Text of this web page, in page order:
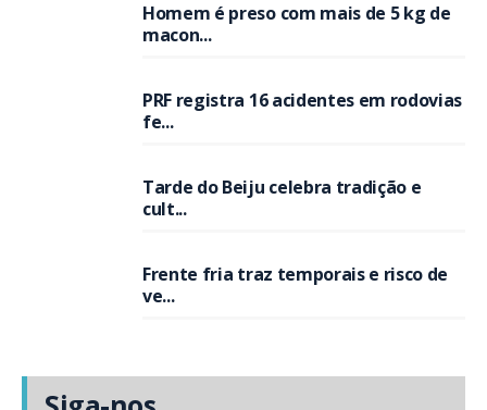
Homem é preso com mais de 5 kg de
macon...
PRF registra 16 acidentes em rodovias
fe...
Tarde do Beiju celebra tradição e
cult...
Frente fria traz temporais e risco de
ve...